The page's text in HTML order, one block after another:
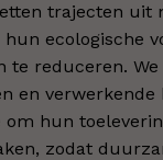
trajecten uit
hun ecologische
te reduceren.
en verwerkende
hun
zodat